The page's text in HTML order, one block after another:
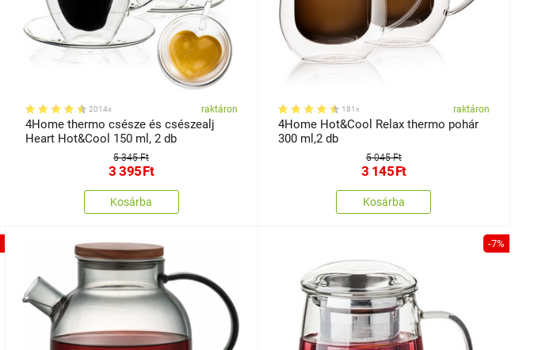
2014x raktáron
4Home thermo csésze és csészealj
Heart Hot&Cool 150 ml, 2 db
5 345 Ft
3 395Ft
Kosárba
181x raktáron
4Home Hot&Cool Relax thermo pohár
300 ml,2 db
5 045 Ft
3 145Ft
Kosárba
-7%